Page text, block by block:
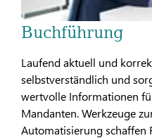
Buchführung
Laufend aktuell und
selbstverständlich und
wertvolle Informationen
Mandanten. Werkzeuge
Automatisierung schaffen